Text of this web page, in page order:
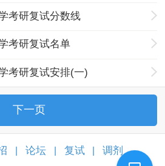
考研复试分数线
考研复试名单
考研复试安排(一)
下一页
论坛 复试 调剂